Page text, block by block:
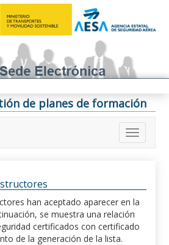
de planes de formación
han aceptado aparecer en la
se muestra una relación
certificados con certificado
de la generación de la lista.